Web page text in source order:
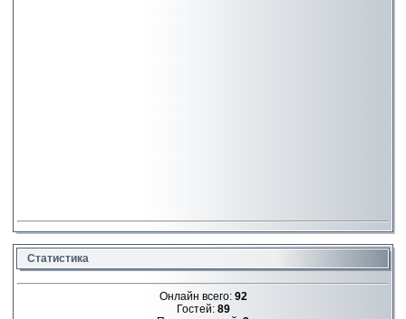
Статистика
Онлайн всего: 92
Гостей: 89